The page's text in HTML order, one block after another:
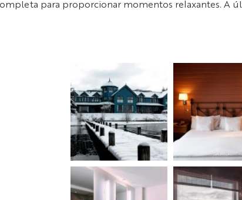
para proporcionar momentos relaxantes. A